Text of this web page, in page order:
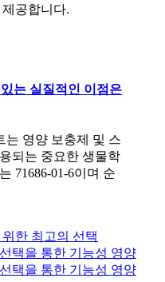
공합니다.
는 실질적인 이점은
는 영양 보충제 및 스
되는 중요한 생물학
71686-01-6이며 순
한 최고의 선택
택을 통한 기능성 영양
택을 통한 기능성 영양